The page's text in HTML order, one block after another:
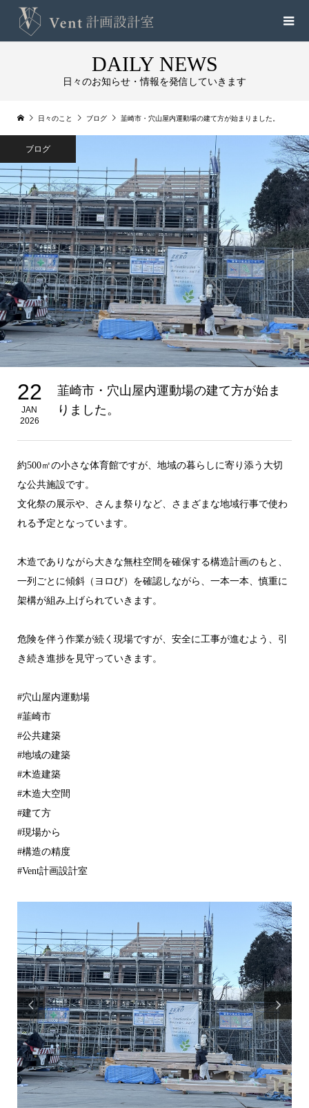
DAILY NEWS
日々のお知らせ・情報を発信していきます
日々のこと ブログ 韮崎市・穴山屋内運動場の建て方が始まりました。
ブログ
22
JAN
2026
韮崎市・穴山屋内運動場の建て方が始ま
りました。
約500㎡の小さな体育館ですが、地域の暮らしに寄り添う大切
な公共施設です。
文化祭の展示や、さんま祭りなど、さまざまな地域行事で使わ
れる予定となっています。
木造でありながら大きな無柱空間を確保する構造計画のもと、
一列ごとに傾斜（ヨロび）を確認しながら、一本一本、慎重に
架構が組み上げられていきます。
危険を伴う作業が続く現場ですが、安全に工事が進むよう、引
き続き進捗を見守っていきます。
#穴山屋内運動場
#韮崎市
#公共建築
#地域の建築
#木造建築
#木造大空間
#建て方
#現場から
#構造の精度
#Vent計画設計室
 